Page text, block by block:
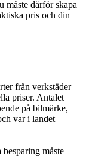
måste därför skapa
pris och din
från verkstäder
priser. Antalet
på bilmärke,
var i landet
måste